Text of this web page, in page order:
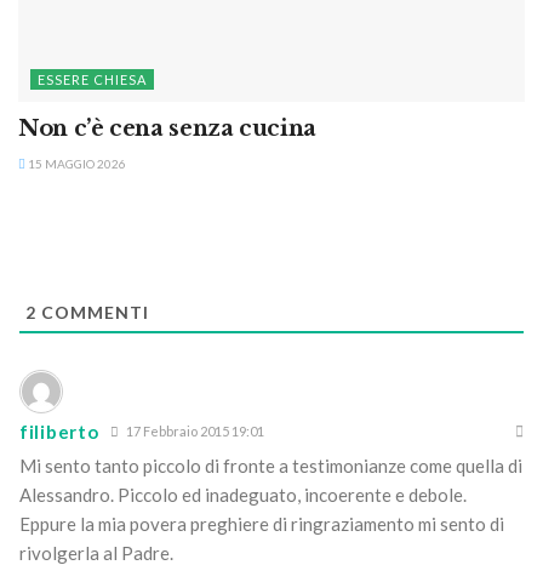
ESSERE CHIESA
Non c’è cena senza cucina
15 MAGGIO 2026
2 COMMENTI
filiberto 17 Febbraio 2015 19:01
Mi sento tanto piccolo di fronte a testimonianze come quella di
Alessandro. Piccolo ed inadeguato, incoerente e debole.
Eppure la mia povera preghiere di ringraziamento mi sento di
rivolgerla al Padre.